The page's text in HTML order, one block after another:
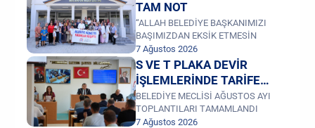
TAM NOT
“ALLAH BELEDİYE BAŞKANIMIZI
BAŞIMIZDAN EKSİK ETMESİN
7 Ağustos 2026
S VE T PLAKA DEVİR
İŞLEMLERİNDE TARİFE
DEĞİŞİKLİĞİ
BELEDİYE MECLİSİ AĞUSTOS AYI
TOPLANTILARI TAMAMLANDI
7 Ağustos 2026